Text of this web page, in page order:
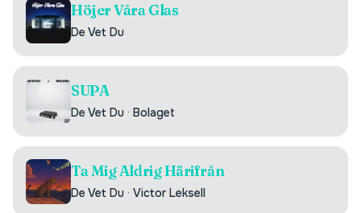
Höjer Våra Glas
De Vet Du
SUPA
De Vet Du · Bolaget
Ta Mig Aldrig Härifrån
De Vet Du · Victor Leksell